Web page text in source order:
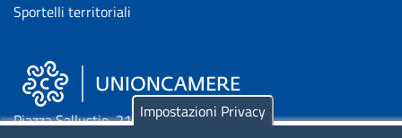
Sportelli territoriali
Piazza Sallustio, 21 - 00187 Roma
Impostazioni Privacy